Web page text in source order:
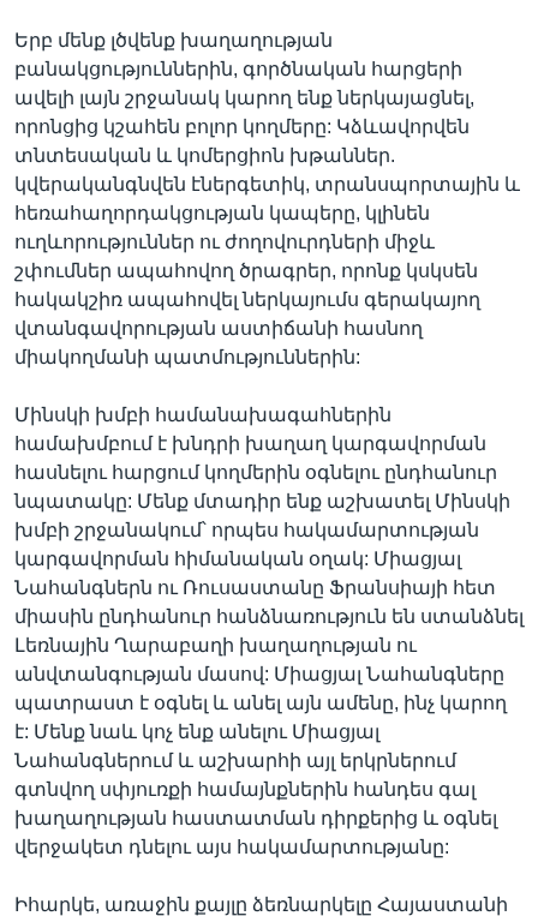
Երբ մենք լծվենք խաղաղության
բանակցություններին, գործնական հարցերի
ավելի լայն շրջանակ կարող ենք ներկայացնել,
որոնցից կշահեն բոլոր կողմերը: Կձևավորվեն
տնտեսական և կոմերցիոն խթաններ.
կվերականգնվեն էներգետիկ, տրանսպորտային և
հեռահաղորդակցության կապերը, կլինեն
ուղևորություններ ու ժողովուրդների միջև
շփումներ ապահովող ծրագրեր, որոնք կսկսեն
հակակշիռ ապահովել ներկայումս գերակայող
վտանգավորության աստիճանի հասնող
միակողմանի պատմություններին:
Մինսկի խմբի համանախագահներին
համախմբում է խնդրի խաղաղ կարգավորման
հասնելու հարցում կողմերին օգնելու ընդհանուր
նպատակը: Մենք մտադիր ենք աշխատել Մինսկի
խմբի շրջանակում՝ որպես հակամարտության
կարգավորման հիմանական օղակ: Միացյալ
Նահանգներն ու Ռուսաստանը Ֆրանսիայի հետ
միասին ընդհանուր հանձնառություն են ստանձնել
Լեռնային Ղարաբաղի խաղաղության ու
անվտանգության մասով: Միացյալ Նահանգները
պատրաստ է օգնել և անել այն ամենը, ինչ կարող
է: Մենք նաև կոչ ենք անելու Միացյալ
Նահանգներում և աշխարհի այլ երկրներում
գտնվող սփյուռքի համայնքներին հանդես գալ
խաղաղության հաստատման դիրքերից և օգնել
վերջակետ դնելու այս հակամարտությանը:
Իհարկե, առաջին քայլը ձեռնարկելը Հայաստանի